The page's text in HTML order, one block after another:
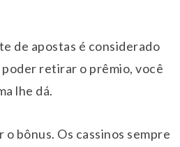
de apostas é considerado
retirar o prêmio, você
lhe dá.
bônus. Os cassinos sempre